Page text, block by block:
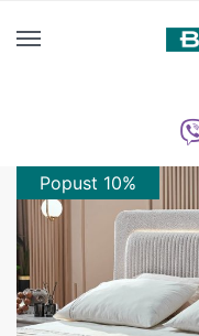
Popust 10%
Popust 10%